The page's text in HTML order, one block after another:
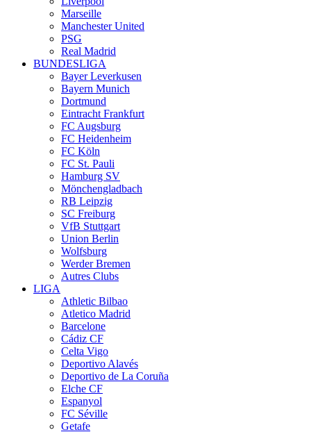
Marseille
Manchester United
PSG
Real Madrid
BUNDESLIGA
Bayer Leverkusen
Bayern Munich
Dortmund
Eintracht Frankfurt
FC Augsburg
FC Heidenheim
FC Köln
FC St. Pauli
Hamburg SV
Mönchengladbach
RB Leipzig
SC Freiburg
VfB Stuttgart
Union Berlin
Wolfsburg
Werder Bremen
Autres Clubs
LIGA
Athletic Bilbao
Atletico Madrid
Barcelone
Cádiz CF
Celta Vigo
Deportivo Alavés
Deportivo de La Coruña
Elche CF
Espanyol
FC Séville
Getafe